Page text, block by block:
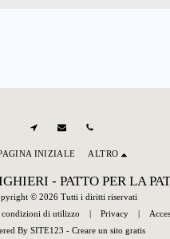
- PATTO PER LA
© 2026 Tutti i diritti riservati
di utilizzo
Privacy|
By SITE123 - Creare un sito gratis
INIZIALE ALTRO